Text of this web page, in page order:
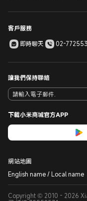
客戶服務
即時聊天
02-
讓我們保持聯絡
下載小米商城官方APP
網站地圖
English name / Local name
Copyright © 2010 - 2026